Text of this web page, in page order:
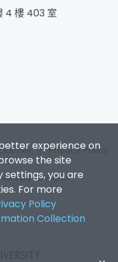
experience on
the site
you are
For more
Policy
Collection
4 樓 403 室
|Privacy Policy
All Rights